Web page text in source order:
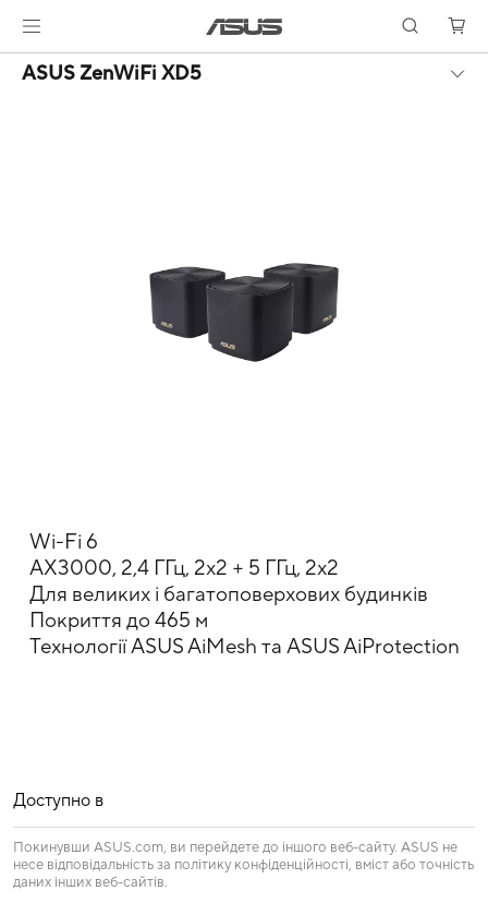
ASUS ZenWiFi XD5
Wi-Fi 6
AX3000, 2,4 ГГц, 2x2 + 5 ГГц, 2x2
Для великих і багатоповерхових будинків
Покриття до 465 м
Технології ASUS AiMesh та ASUS AiProtection
Доступно в
Покинувши ASUS.com, ви перейдете до іншого веб-сайту. ASUS не
несе відповідальність за політику конфіденційності, вміст або точність
даних інших веб-сайтів.